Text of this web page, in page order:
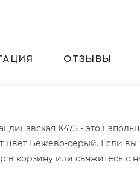
ОТЗЫВЫ
K475 - это
цвет Бежево-серый. Если вы
в корзину или свяжитесь